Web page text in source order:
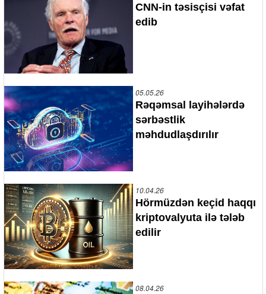
CNN-in təsisçisi vəfat
edib
05.05.26
Rəqəmsal layihələrdə
sərbəstlik
məhdudlaşdırılır
10.04.26
Hörmüzdən keçid haqqı
kriptovalyuta ilə tələb
edilir
08.04.26